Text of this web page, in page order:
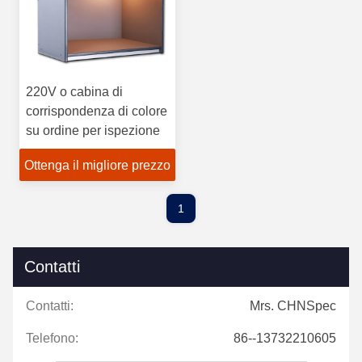
220V o cabina di
corrispondenza di colore
su ordine per ispezione
Ottenga il migliore prezzo
1
Contatti
Contatti: Mrs. CHNSpec
Telefono: 86--13732210605